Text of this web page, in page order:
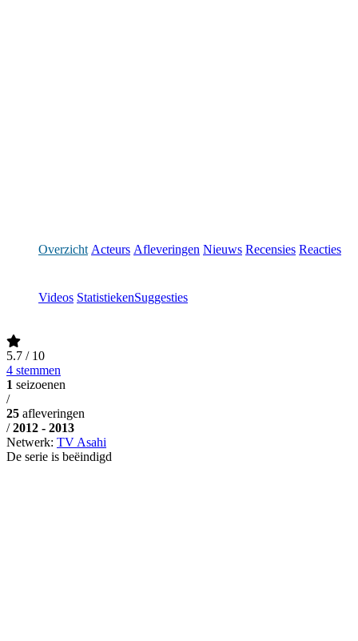
Overzicht Acteurs Afleveringen Nieuws Recensies Reacties
Videos StatistiekenSuggesties
5.7 / 10
4 stemmen
1 seizoenen
/
25 afleveringen
/ 2012 - 2013
Netwerk: TV Asahi
De serie is beëindigd